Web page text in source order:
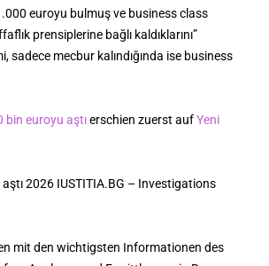
euroyu bulmuş ve business class
prensiplerine bağlı kaldıklarını”
mecbur kalındığında ise business
bin euroyu aştıerschien zuerst aufYeni
aştı 2026 IUSTITIA.BG – Investigations
mit den wichtigsten Informationen des